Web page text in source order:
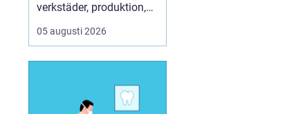
verkstäder, produktion,
service och underhåll. De
ska leverera högt
säkra och ergonomiska
för användaren. Chicago
05 augusti 2026